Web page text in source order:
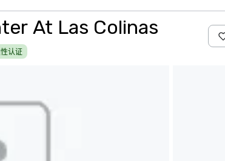
At Las Colinas
认证